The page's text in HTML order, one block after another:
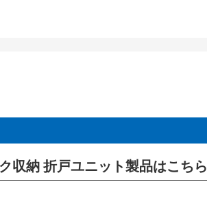
収納 折戸ユニット製品はこちら